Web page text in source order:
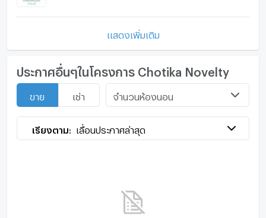
แสดงเพิ่มเติม
ประกาศอื่นๆในโครงการ Chotika Novelty
ขาย เช่า จำนวนห้องนอน
เรียงตาม: เลื่อนประกาศล่าสุด